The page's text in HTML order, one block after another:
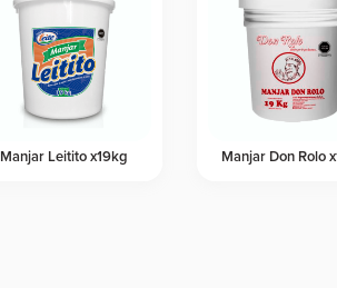
Manjar Leitito x19kg Manjar Don Rolo